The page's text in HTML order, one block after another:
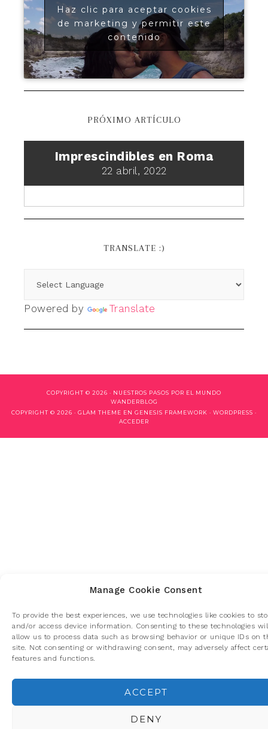
Manage Cookie Consent
To provide the best experiences, we use technologies like cookies to
and/or access device information. Consenting to these technologies
allow us to process data such as browsing behavior or unique IDs on
site. Not consenting or withdrawing consent, may adversely affect
features and functions.
ACCEPT
DENY
Haz clic para aceptar cookies
de marketing y permitir este
contenido
PRÓXIMO ARTÍCULO
Imprescindibles en Roma
22 abril, 2022
TRANSLATE :)
Powered by Translate
COPYRIGHT © 2026 · NUESTROS PASOS POR EL MUNDO
WANDERBLOG
COPYRIGHT © 2026 · GLAM THEME EN GENESIS FRAMEWORK · WORDPRESS ·
ACCEDER